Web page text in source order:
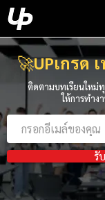
🚀UPเกรด
ติดตามบทเรียนใหม่
ให้การทำง
รั